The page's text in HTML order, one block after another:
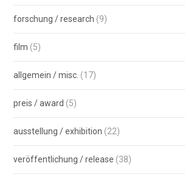
forschung / research (9)
film (5)
allgemein / misc. (17)
preis / award (5)
ausstellung / exhibition (22)
veröffentlichung / release (38)